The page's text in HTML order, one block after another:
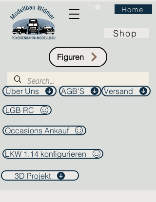
Home
Shop
Figuren
Über Uns AGB'S
Versand
LGB RC
Occasions Ankauf
LKW 1:14 konfigurieren
3D Projekt